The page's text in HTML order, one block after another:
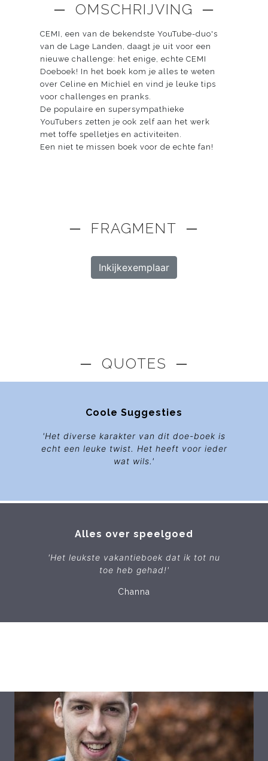
─ OMSCHRIJVING ─
CEMI, een van de bekendste YouTube-duo's
van de Lage Landen, daagt je uit voor een
nieuwe challenge: het enige, echte CEMI
Doeboek! In het boek kom je alles te weten
over Celine en Michiel en vind je leuke tips
voor challenges en pranks.
De populaire en supersympathieke
YouTubers zetten je ook zelf aan het werk
met toffe spelletjes en activiteiten.
Een niet te missen boek voor de echte fan!
─ FRAGMENT ─
Inkijkexemplaar
─ QUOTES ─
Coole Suggesties
'Het diverse karakter van dit doe-boek is
echt een leuke twist. Het heeft voor ieder
wat wils.'
Alles over speelgoed
'Het leukste vakantieboek dat ik tot nu
toe heb gehad!'
Channa